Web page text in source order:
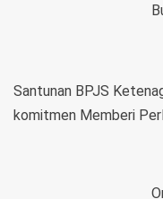
Santunan BPJS
komitmen Memberi